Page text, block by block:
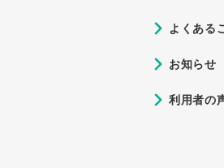
よくある
お知らせ
利用者の